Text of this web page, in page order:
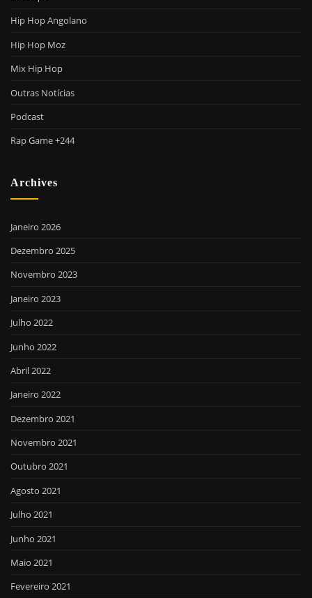
Hip Hop Angolano
Hip Hop Moz
Mix Hip Hop
Outras Notícias
Podcast
Rap Game +244
Archives
Janeiro 2026
Dezembro 2025
Novembro 2023
Janeiro 2023
Julho 2022
Junho 2022
Abril 2022
Janeiro 2022
Dezembro 2021
Novembro 2021
Outubro 2021
Agosto 2021
Julho 2021
Junho 2021
Maio 2021
Fevereiro 2021